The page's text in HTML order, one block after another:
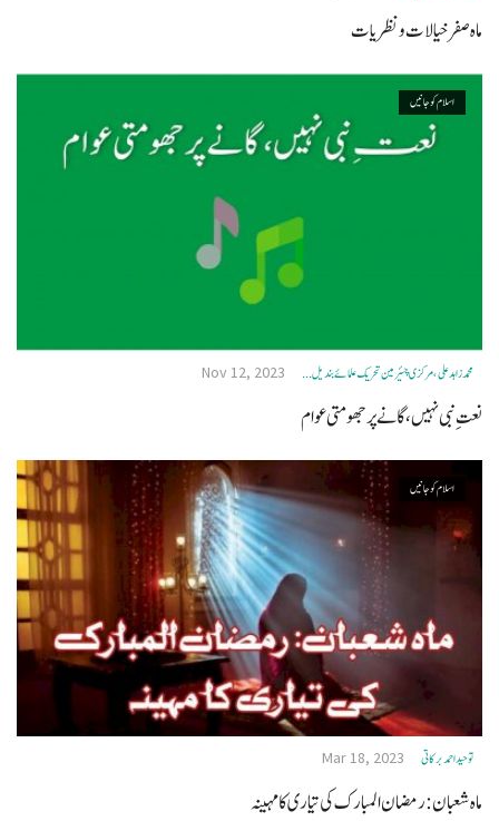
ماہ صفر خیالات ونظریات
اسلام کو جانیں
محمد زاہد علی، مرکزی چئیرمین تحریک علمائے بندیل ... Nov 12, 2023
نعتِ نبی نہیں، گانے پر جھومتی عوام
اسلام کو جانیں
توحید احمد برکاتی Mar 18, 2023
ماہ شعبان: رمضان المبارک کی تیاری کا مہینہ